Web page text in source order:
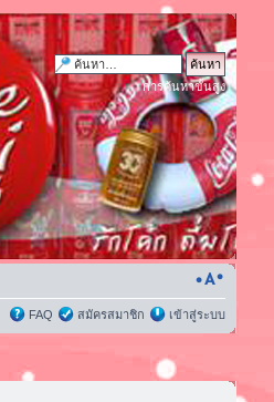
การค้นหาขั้นสูง
FAQ สมัครสมาชิก เข้าสู่ระบบ